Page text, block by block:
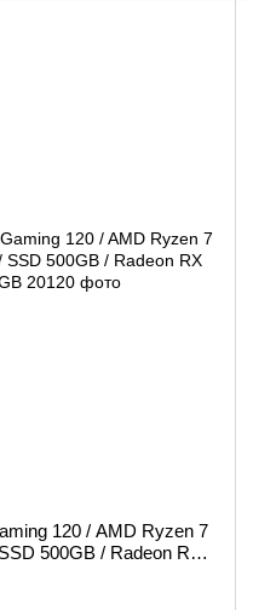
120 / AMD Ryzen 7
500GB / Radeon RX